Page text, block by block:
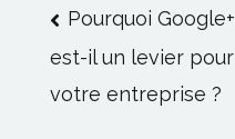
Navigation
de
l’article
Pourquoi Google+
est-il un levier pour
votre entreprise ?